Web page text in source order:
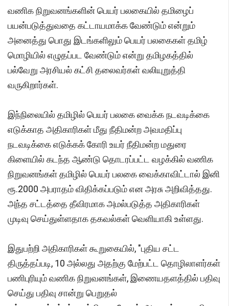
வணிக நிறுவனங்களின் பெயர் பலகையில் தமிழைப்
பயன்படுத்துவதை கட்டாயமாக்க வேண்டும் என்றும்
அனைத்து பொது இடங்களிலும் பெயர் பலகைகள் தமிழ்
மொழியில் எழுதப்பட வேண்டும் என்று தமிழகத்தில்
பல்வேறு அரசியல் கட்சி தலைவர்கள் வலியுறுத்தி
வருகிறார்கள்.
இந்நிலையில் தமிழில் பெயர் பலகை வைக்க நடவடிக்கை
எடுக்காத அதிகாரிகள் மீது நீதிமன்ற அவமதிப்பு
நடவடிக்கை எடுக்கக் கோரி உயர் நீதிமன்ற மதுரை
கிளையில் கடந்த ஆண்டு தொடரப்பட்ட வழக்கில் வணிக
நிறுவனங்கள் தமிழில் பெயர் பலகை வைக்காவிட்டால் இனி
ரூ.2000 அபராதம் விதிக்கப்படும் என அரசு அறிவித்தது.
அந்த சட்டத்தை தீவிரமாக அமல்படுத்த அதிகாரிகள்
முடிவு செய்துள்ளதாக தகவல்கள் வெளியாகி உள்ளது.
இதுபற்றி அதிகாரிகள் கூறுகையில், "புதிய சட்ட
திருத்தப்படி, 10 அல்லது அதற்கு மேற்பட்ட தொழிலாளர்கள்
பணிபுரியும் வணிக நிறுவனங்கள், இணையதளத்தில் பதிவு
செய்து பதிவு சான்று பெறுதல்